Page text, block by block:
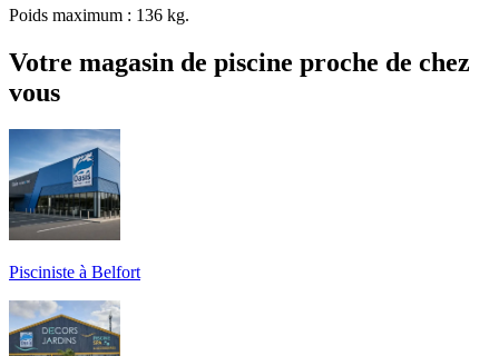
Poids maximum : 136 kg.
Votre magasin de piscine proche de chez
vous
Pisciniste à Belfort